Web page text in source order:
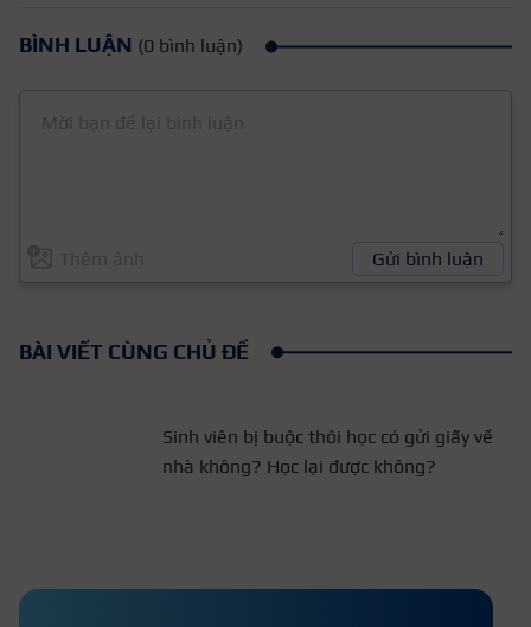
BÌNH LUẬN (0 bình luận)
Gửi bình luận
BÀI VIẾT CÙNG CHỦ ĐỀ
gửi giấy về nhà không? Học lại
được không?